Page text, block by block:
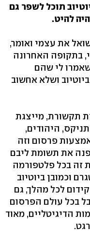
תוכל לשפר גם
להיט.
את עצמי ואומר,
בתקופה האחרונה
לי שהם
ושלא אחשוב
תקשורת, מייצגת
היהודים,
פרסום וזה
את תשומת ליבם
זה בכל פלטפורמה
וכמובן ביוטיוב
לכל מהלך, גם
בכל עולם הפרסום
הדיגיטליים, מאוד